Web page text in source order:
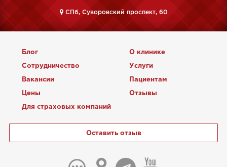
CПб, Суворовский проспект, 60
Блог О клинике
Сотрудничество Услуги
Вакансии Пациентам
Цены Отзывы
Для страховых компаний
Оставить отзыв